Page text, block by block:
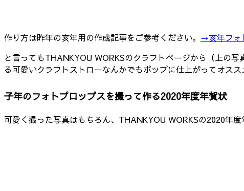
作り方は昨年の亥年用の作成記事をご参考ください。 →亥年フォ
と言ってもTHANKYOU WORKSのクラフトページから（上の
る可愛いクラフトストローなんかでもポップに仕上がってオスス
子年のフォトプロップスを撮って作る2020年度年賀状
可愛く撮った写真はもちろん、THANKYOU WORKSの2020年